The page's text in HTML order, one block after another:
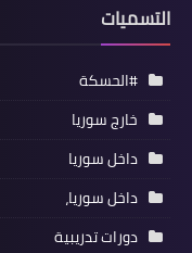
التسميات
#الحسكة
خارج سوريا
داخل سوريا
داخل سوريا،
دورات تدريبية